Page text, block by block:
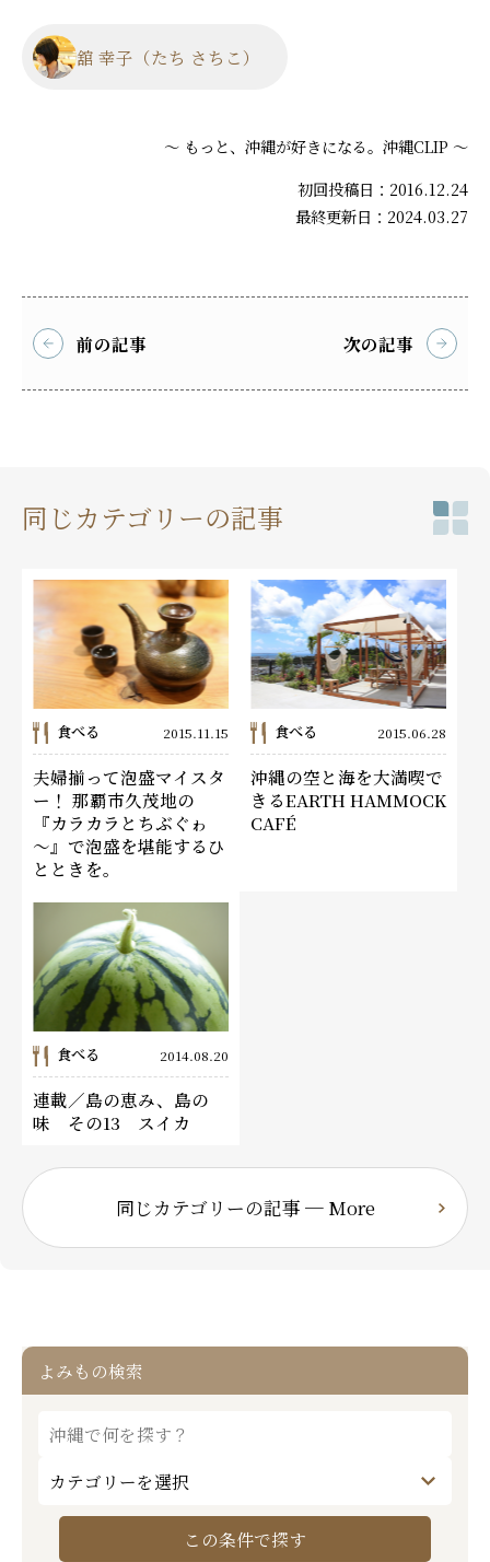
舘 幸子（たち さちこ）
～ もっと、沖縄が好きになる。沖縄CLIP ～
初回投稿日：2016.12.24
最終更新日：2024.03.27
前の記事 次の記事
同じカテゴリーの記事
食べる 2015.11.15
夫婦揃って泡盛マイスタ
ー！ 那覇市久茂地の
『カラカラとちぶぐゎ
～』で泡盛を堪能するひ
とときを。
食べる 2015.06.28
沖縄の空と海を大満喫で
きるEARTH HAMMOCK
CAFÉ
食べる 2014.08.20
連載／島の恵み、島の
味 その13 スイカ
同じカテゴリーの記事 ─ More
よみもの検索